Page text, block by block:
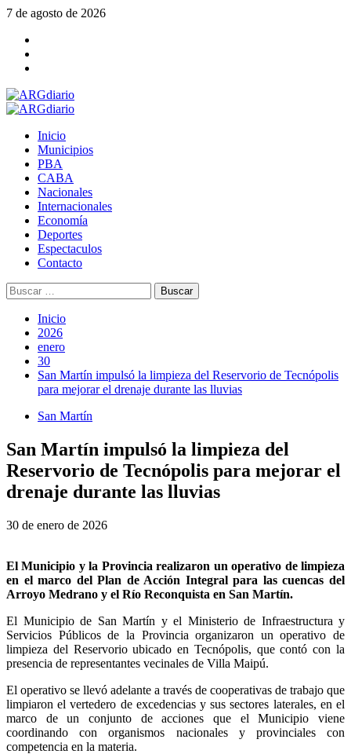
Saltar
contenido
7 de agosto de 2026
Menú
Inicio
Municipios
PBA
CABA
Nacionales
Internacionales
Economía
Deportes
Espectaculos
Contacto
Buscar:
Inicio
2026
enero
30
San Martín impulsó la limpieza del Reservorio de Tecnópolis
para mejorar el drenaje durante las lluvias
San Martín
San Martín impulsó la limpieza del
Reservorio de Tecnópolis para mejorar el
drenaje durante las lluvias
30 de enero de 2026
El Municipio y la Provincia realizaron un operativo de limpieza
en el marco del Plan de Acción Integral para las cuencas del
Arroyo Medrano y el Río Reconquista en San Martín.
El Municipio de San Martín y el Ministerio de Infraestructura y
Servicios Públicos de la Provincia organizaron un operativo de
limpieza del Reservorio ubicado en Tecnópolis, que contó con la
presencia de representantes vecinales de Villa Maipú.
El operativo se llevó adelante a través de cooperativas de trabajo que
limpiaron el vertedero de excedencias y sus sectores laterales, en el
marco de un conjunto de acciones que el Municipio viene
coordinando con organismos nacionales y provinciales con
competencia en la materia.